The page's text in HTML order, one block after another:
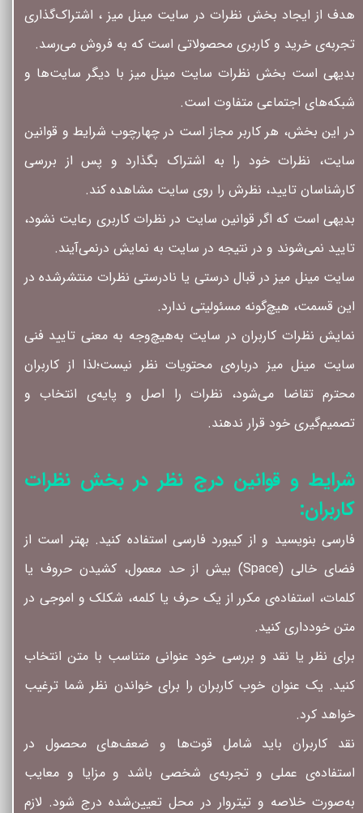
هدف از ایجاد بخش نظرات در سایت مینل میز ، اشتراک‌گذاری
تجربه‌ی خرید و کاربری محصولاتی است که به فروش می‌رسد.
بدیهی است بخش نظرات سایت مینل میز با دیگر سایت‌ها و
شبکه‌های اجتماعی متفاوت است.
در این بخش، هر کاربر مجاز است در چهارچوب شرایط و قوانین
سایت، نظرات خود را به اشتراک بگذارد و پس از بررسی
کارشناسان تایید، نظرش را روی سایت مشاهده کند.
بدیهی است که اگر قوانین سایت در نظرات کاربری رعایت نشود،
تایید نمی‌شوند و در نتیجه در سایت به نمایش درنمی‌آیند.
سایت مینل میز در قبال درستی یا نادرستی نظرات منتشرشده در
این قسمت، هیچ‌گونه مسئولیتی ندارد.
نمایش نظرات کاربران در سایت به‌هیچ‌وجه به معنی تایید فنی
سایت مینل میز درباره‌ی محتویات نظر نیست؛لذا از کاربران
محترم تقاضا می‌شود، نظرات را اصل و پایه‌ی انتخاب و
تصمیم‌گیری خود قرار ندهند.
شرایط و قوانین درج نظر در بخش نظرات
کاربران:
فارسی بنویسید و از کیبورد فارسی استفاده کنید. بهتر است از
فضای خالی (Space) بیش از حد معمول، کشیدن حروف یا
کلمات، استفاده‌ی مکرر از یک حرف یا کلمه، شکلک و اموجی در
متن خودداری کنید.
برای نظر یا نقد و بررسی خود عنوانی متناسب با متن انتخاب
کنید. یک عنوان خوب کاربران را برای خواندن نظر شما ترغیب
خواهد کرد.
نقد کاربران باید شامل قوت‌ها و ضعف‌های محصول در
استفاده‌ی عملی و تجربه‌ی شخصی باشد و مزایا و معایب
به‌صورت خلاصه و تیتروار در محل تعیین‌شده درج شود. لازم